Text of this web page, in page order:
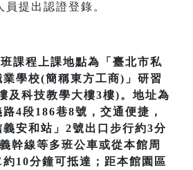
員提出認證登錄。
課程上課地點為「臺北市私
學校(簡稱東方工商)」研習
及科技教學大樓3樓)。地址為
4段186巷8號，交通便捷，
安和站」2號出口步行約3分
幹線等多班公車或從本館周
10分鐘可抵達；距本館園區